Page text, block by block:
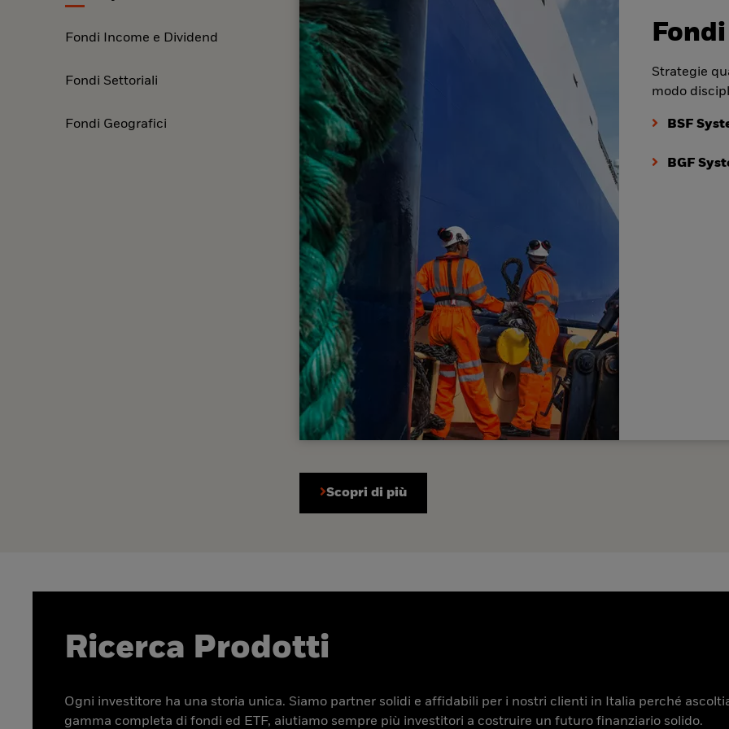
Fondi Income e Dividend
Fondi Settoriali
Fondi Geografici
Strategie
modo
BSF
BGF
Scopri di più
Ricerca Prodotti
Ogni investitore ha una storia unica. Siamo partner solidi e affidabili per i nostri clienti in Italia perché
gamma completa di fondi ed ETF, aiutiamo sempre più investitori a costruire un futuro finanziario solido.